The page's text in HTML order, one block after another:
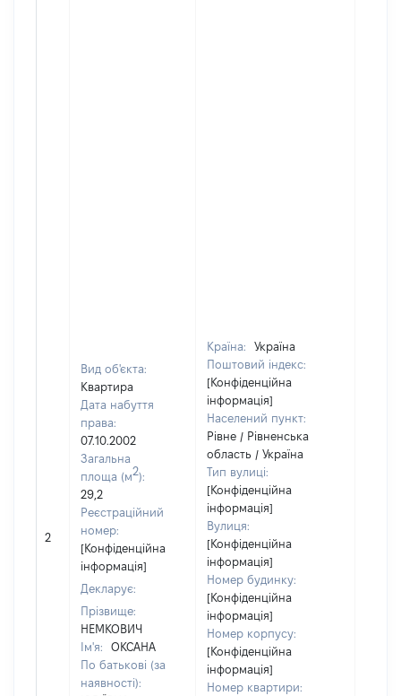
2
Вид об'єкта:
Квартира
Дата набуття
права:
07.10.2002
Загальна
площа (м2):
29,2
Реєстраційний
номер:
[Конфіденційна
інформація]
Декларує:
Прізвище:
НЕМКОВИЧ
Ім'я:
ОКСАНА
По батькові (за
наявності):
Країна:
Україна
Поштовий індекс:
[Конфіденційна
інформація]
Населений пункт:
Рівне / Рівненська
область / Україна
Тип вулиці:
[Конфіденційна
інформація]
Вулиця:
[Конфіденційна
інформація]
Номер будинку:
[Конфіденційна
інформація]
Номер корпусу:
[Конфіденційна
інформація]
Номер квартири: